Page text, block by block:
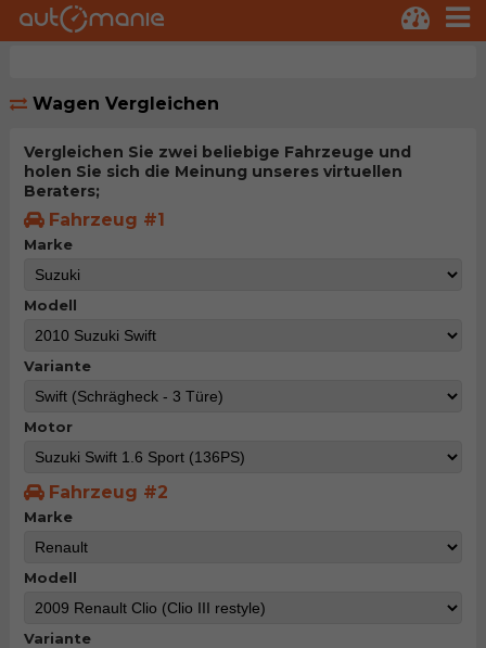
Wagen Vergleichen
Vergleichen Sie zwei beliebige Fahrzeuge und
holen Sie sich die Meinung unseres virtuellen
Beraters;
Fahrzeug #1
Marke
Modell
Variante
Motor
Fahrzeug #2
Marke
Modell
Variante